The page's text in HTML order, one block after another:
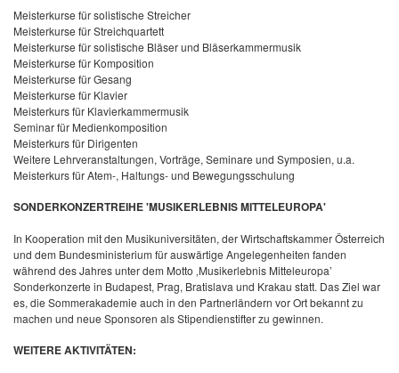
Meisterkurse für solistische Streicher
Meisterkurse für Streichquartett
Meisterkurse für solistische Bläser und Bläserkammermusik
Meisterkurse für Komposition
Meisterkurse für Gesang
Meisterkurse für Klavier
Meisterkurs für Klavierkammermusik
Seminar für Medienkomposition
Meisterkurs für Dirigenten
Weitere Lehrveranstaltungen, Vorträge, Seminare und Symposien, u.a.
Meisterkurs für Atem-, Haltungs- und Bewegungsschulung
SONDERKONZERTREIHE 'MUSIKERLEBNIS MITTELEUROPA'
In Kooperation mit den Musikuniversitäten, der Wirtschaftskammer Österreich
und dem Bundesministerium für auswärtige Angelegenheiten fanden
während des Jahres unter dem Motto ‚Musikerlebnis Mitteleuropa’
Sonderkonzerte in Budapest, Prag, Bratislava und Krakau statt. Das Ziel war
es, die Sommerakademie auch in den Partnerländern vor Ort bekannt zu
machen und neue Sponsoren als Stipendienstifter zu gewinnen.
WEITERE AKTIVITÄTEN: